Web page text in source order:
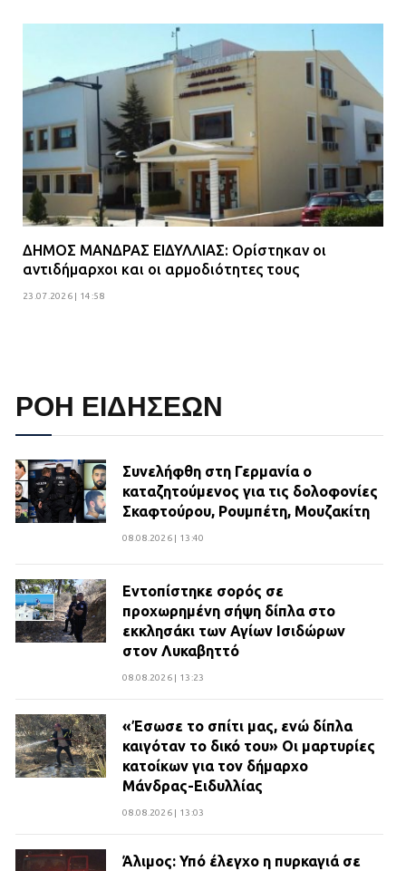
ΔΗΜΟΣ ΜΑΝΔΡΑΣ ΕΙΔΥΛΛΙΑΣ: Ορίστηκαν οι
αντιδήμαρχοι και οι αρμοδιότητες τους
23.07.2026 | 14:58
ΡΟΗ ΕΙΔΗΣΕΩΝ
Συνελήφθη στη Γερμανία ο
καταζητούμενος για τις δολοφονίες
Σκαφτούρου, Ρουμπέτη, Μουζακίτη
08.08.2026 | 13:40
Εντοπίστηκε σορός σε
προχωρημένη σήψη δίπλα στο
εκκλησάκι των Αγίων Ισιδώρων
στον Λυκαβηττό
08.08.2026 | 13:23
«Έσωσε το σπίτι μας, ενώ δίπλα
καιγόταν το δικό του» Οι μαρτυρίες
κατοίκων για τον δήμαρχο
Μάνδρας-Ειδυλλίας
08.08.2026 | 13:03
Άλιμος: Υπό έλεγχο η πυρκαγιά σε